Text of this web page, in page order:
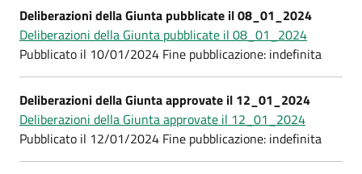
Deliberazioni della Giunta pubblicate il 08_01_2024
Deliberazioni della Giunta pubblicate il 08_01_2024
Pubblicato il 10/01/2024 Fine pubblicazione: indefinita
Deliberazioni della Giunta approvate il 12_01_2024
Deliberazioni della Giunta approvate il 12_01_2024
Pubblicato il 12/01/2024 Fine pubblicazione: indefinita